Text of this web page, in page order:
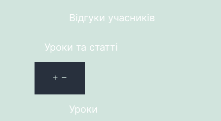
Відгуки учасників
Уроки та статті
Уроки